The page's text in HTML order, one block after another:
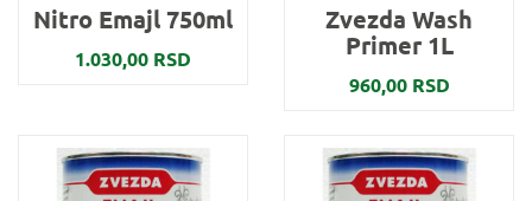
Nitro Emajl 750ml
1.030,00 RSD
Zvezda Wash
Primer 1L
960,00 RSD